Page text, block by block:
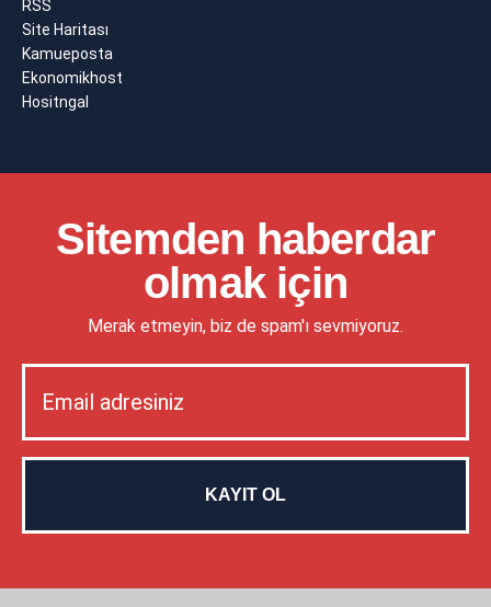
RSS
Site Haritası
Kamueposta
Ekonomikhost
Hositngal
Sitemden haberdar
olmak için
Merak etmeyin, biz de spam'ı sevmiyoruz.